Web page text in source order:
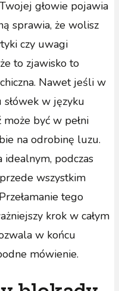
głowie pojawia
sprawia, że wolisz
czy uwagi
to zjawisko to
Nawet jeśli w
w języku
być w pełni
na odrobinę luzu.
idealnym, podczas
wszystkim
tego
krok w całym
w końcu
mówienie.